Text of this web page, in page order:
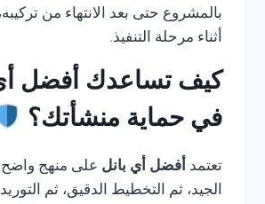
بالمشروع حتى بعد الانتهاء من
أثناء مرحلة التنفيذ.
كيف تساعدك أفضل
في حماية منشأتك؟
تعتمد أفضل أي بانل على منهج واضح
الجيد، ثم التخطيط الدقيق، ثم